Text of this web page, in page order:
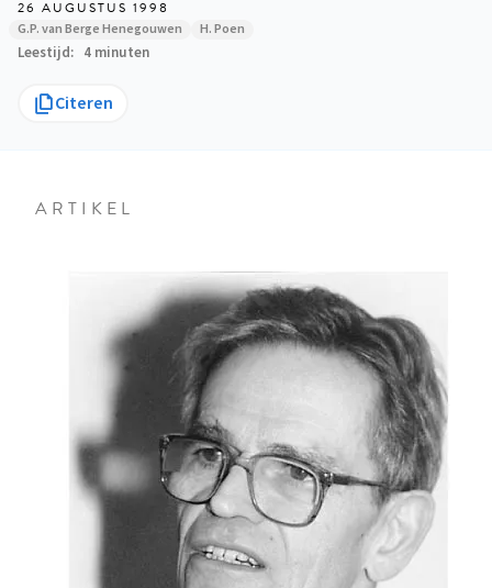
26 AUGUSTUS 1998
G.P. van Berge Henegouwen H. Poen
Leestijd 4 minuten
Citeren
ARTIKEL